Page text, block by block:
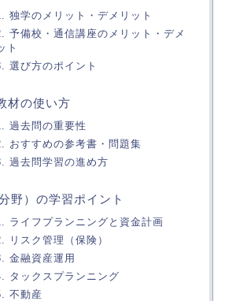
独学のメリット・デメリット
予備校・通信講座のメリット・デメ
ト
選び方のポイント
材の使い方
過去問の重要性
おすすめの参考書・問題集
過去問学習の進め方
野）の学習ポイント
ライフプランニングと資金計画
リスク管理（保険）
金融資産運用
タックスプランニング
不動産